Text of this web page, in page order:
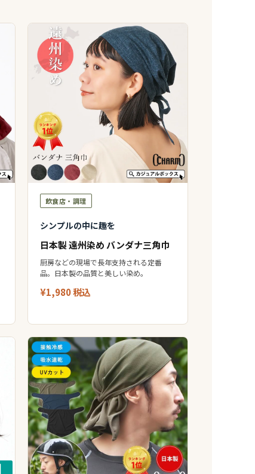
飲食店・調理
シンプルの中に趣を
日本製 遠州染め バンダナ三角巾
厨房などの現場で長年支持される定番
品。日本製の品質と美しい染め。
¥1,980 税込